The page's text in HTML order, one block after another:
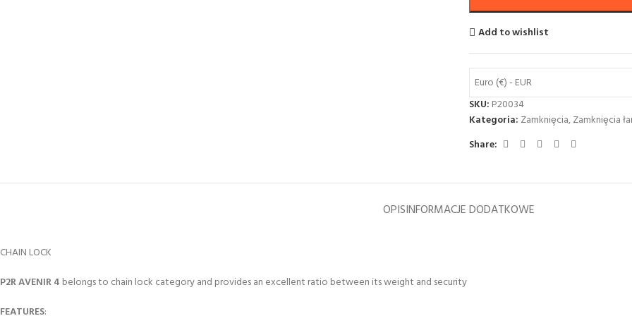
Add to wishlist
Euro (€) - EUR
SKU: P20034
Kategoria: Zamkniȩcia,Zamkniȩcia
Share:
OPISINFORMACJE DODATKOWE
CHAIN LOCK
P2R AVENIR 4 belongs to chain lock category and provides an excellent ratio between its weight and security
FEATURES: